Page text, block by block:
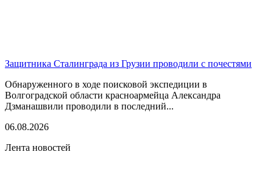
Защитника Сталинграда из Грузии проводили с почестями
Обнаруженного в ходе поисковой экспедиции в
Волгоградской области красноармейца Александра
Дзманашвили проводили в последний...
06.08.2026
Лента новостей